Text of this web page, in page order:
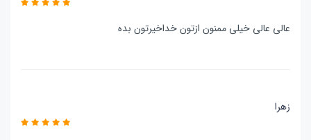
عالی عالی خیلی ممنون ازتون خداخیرتون بده
زهرا